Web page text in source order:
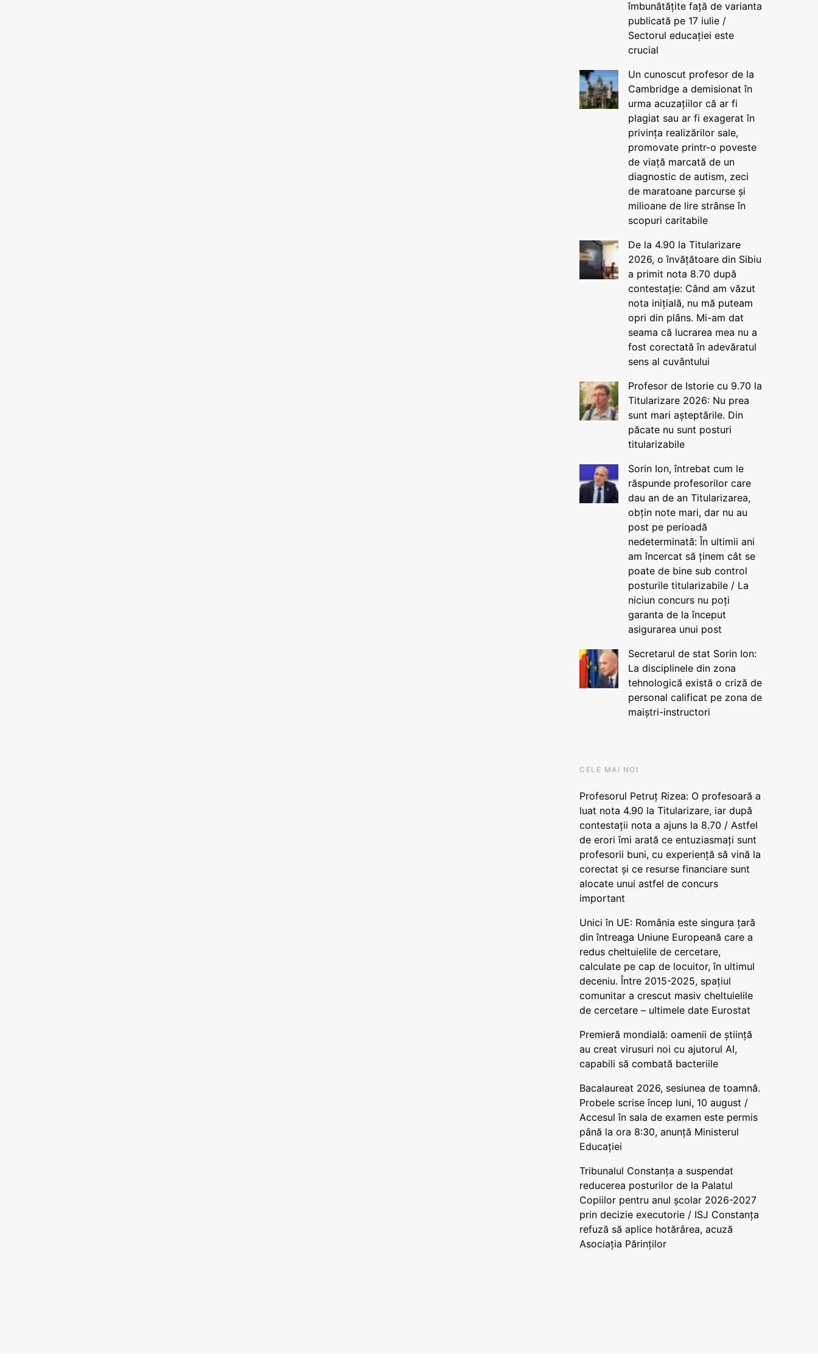
îmbunătățite față de varianta
publicată pe 17 iulie /
Sectorul educației este
crucial
Un cunoscut profesor de la
Cambridge a demisionat în
urma acuzațiilor că ar fi
plagiat sau ar fi exagerat în
privința realizărilor sale,
promovate printr-o poveste
de viață marcată de un
diagnostic de autism, zeci
de maratoane parcurse și
milioane de lire strânse în
scopuri caritabile
De la 4.90 la Titularizare
2026, o învățătoare din Sibiu
a primit nota 8.70 după
contestație: Când am văzut
nota inițială, nu mă puteam
opri din plâns. Mi-am dat
seama că lucrarea mea nu a
fost corectată în adevăratul
sens al cuvântului
Profesor de Istorie cu 9.70 la
Titularizare 2026: Nu prea
sunt mari așteptările. Din
păcate nu sunt posturi
titularizabile
Sorin Ion, întrebat cum le
răspunde profesorilor care
dau an de an Titularizarea,
obțin note mari, dar nu au
post pe perioadă
nedeterminată: În ultimii ani
am încercat să ținem cât se
poate de bine sub control
posturile titularizabile / La
niciun concurs nu poți
garanta de la început
asigurarea unui post
Secretarul de stat Sorin Ion:
La disciplinele din zona
tehnologică există o criză de
personal calificat pe zona de
maiștri-instructori
CELE MAI NOI
Profesorul Petruț Rizea: O profesoară a
luat nota 4.90 la Titularizare, iar după
contestații nota a ajuns la 8.70 / Astfel
de erori îmi arată ce entuziasmați sunt
profesorii buni, cu experiență să vină la
corectat și ce resurse financiare sunt
alocate unui astfel de concurs
important
Unici în UE: România este singura țară
din întreaga Uniune Europeană care a
redus cheltuielile de cercetare,
calculate pe cap de locuitor, în ultimul
deceniu. Între 2015-2025, spațiul
comunitar a crescut masiv cheltuielile
de cercetare – ultimele date Eurostat
Premieră mondială: oamenii de știință
au creat virusuri noi cu ajutorul AI,
capabili să combată bacteriile
Bacalaureat 2026, sesiunea de toamnă.
Probele scrise încep luni, 10 august /
Accesul în sala de examen este permis
până la ora 8:30, anunță Ministerul
Educației
Tribunalul Constanța a suspendat
reducerea posturilor de la Palatul
Copiilor pentru anul școlar 2026-2027
prin decizie executorie / ISJ Constanța
refuză să aplice hotărârea, acuză
Asociația Părinților